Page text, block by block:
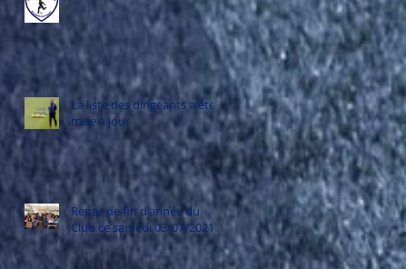
La liste des dirigeants a été
mise à jour
Repas de fin d'année du
Club ce samedi 03/07/2021